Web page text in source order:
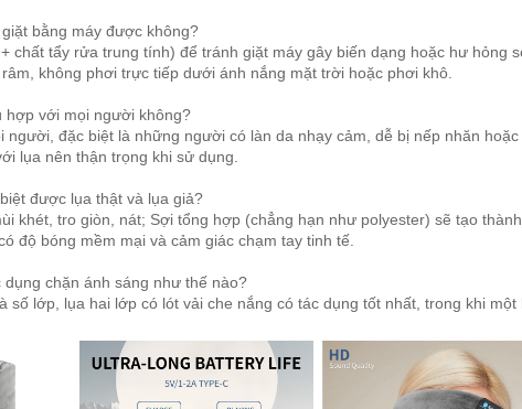
bằng máy được không?
chất tẩy rửa trung tính) để tránh giặt máy gây biến dạng hoặc hư hỏng
không phơi trực tiếp dưới ánh nắng mặt trời hoặc phơi khô.
hợp với mọi người không?
người, đặc biệt là những người có làn da nhạy cảm, dễ bị nếp nhăn
lụa nên thận trọng khi sử dụng.
được lụa thật và lụa giả?
khét, tro giòn, nát; Sợi tổng hợp (chẳng hạn như polyester) sẽ tạo
độ bóng mềm mại và cảm giác chạm tay tinh tế.
dụng chặn ánh sáng như thế nào?
số lớp, lụa hai lớp có lót vải che nắng có tác dụng tốt nhất, trong khi